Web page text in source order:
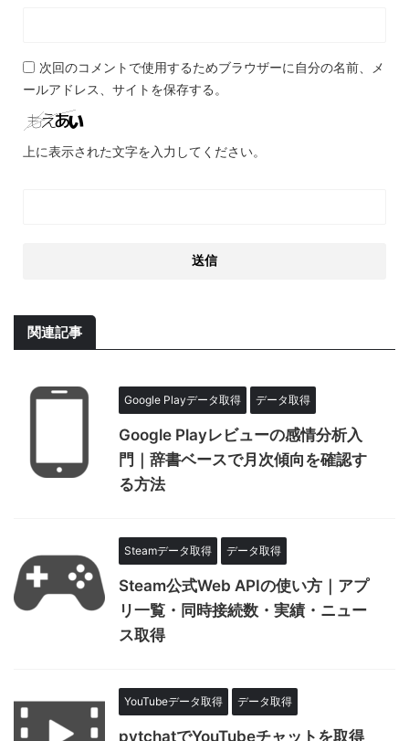
次回のコメントで使用するためブラウザーに自分の名前、メ
ールアドレス、サイトを保存する。
上に表示された文字を入力してください。
関連記事
Google Playデータ取得 データ取得
Google Playレビューの感情分析入
門｜辞書ベースで月次傾向を確認す
る方法
Steamデータ取得 データ取得
Steam公式Web APIの使い方｜アプ
リ一覧・同時接続数・実績・ニュー
ス取得
YouTubeデータ取得 データ取得
pytchatでYouTubeチャットを取得